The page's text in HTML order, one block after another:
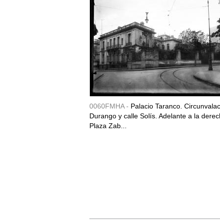
0060FMHA - Palacio Taranco.
Durango y calle Solís. Adelante a la
Plaza Zab...